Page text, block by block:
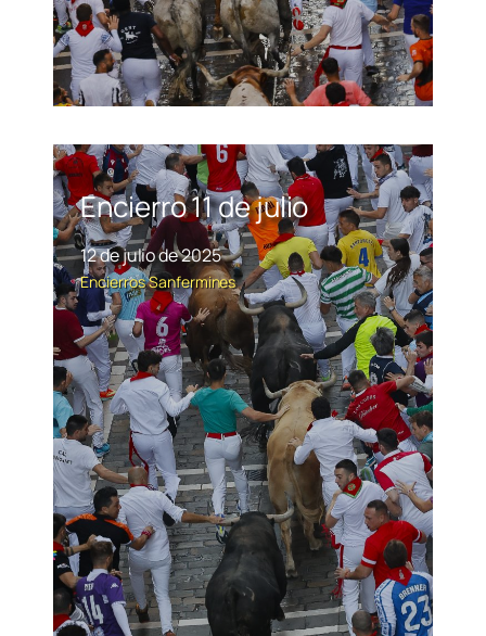
Encierro 11 de julio
12 de julio de 2025
Encierros Sanfermines